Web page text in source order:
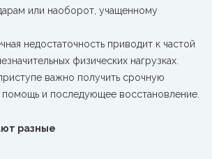
или наоборот, учащенному
недостаточность приводит к частой
физических нагрузках.
важно получить срочную
помощь и последующее восстановление.
разные